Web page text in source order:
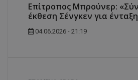
Επίτροπος Μπρούνερ:
έκθεση Σένγκεν για
04.06.2026 - 21:19